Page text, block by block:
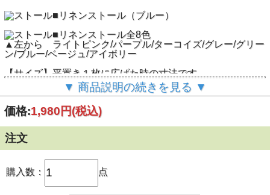
▲左から ライトピンク/パープル/ターコイズ/グレー/グリー
ン/ブルー/ベージュ/アイボリー
【サイズ】平置き１枚に広げた時の寸法です
（約）56cm×186cm
【 素 材 】リネン100％
【 おすすめポイント 】
暑い日差しを、さりげなくさけたい！ そんな時にも、大活
躍。
おしゃれなアクセントとして必須アイテムです。
ナチュラルカラーでどの色も使いやすさ間違いなし！
エスニックファッションにもカジュアルファッションにも似
合います♪
▼ 商品説明の続きを見る ▼
価格:1,980円(税込)
注文
購入数： 点